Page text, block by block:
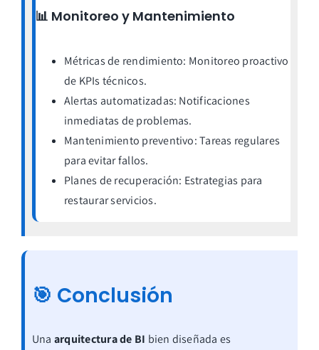
📊 Monitoreo y Mantenimiento
Métricas de rendimiento: Monitoreo proactivo
de KPIs técnicos.
Alertas automatizadas: Notificaciones
inmediatas de problemas.
Mantenimiento preventivo: Tareas regulares
para evitar fallos.
Planes de recuperación: Estrategias para
restaurar servicios.
🎯 Conclusión
Una arquitectura de BI bien diseñada es